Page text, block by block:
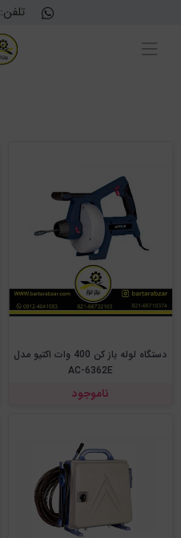
تلفن:
دستگاه لوله باز کن 400 وات اکتیو مدل
AC-6362E
ناموجود